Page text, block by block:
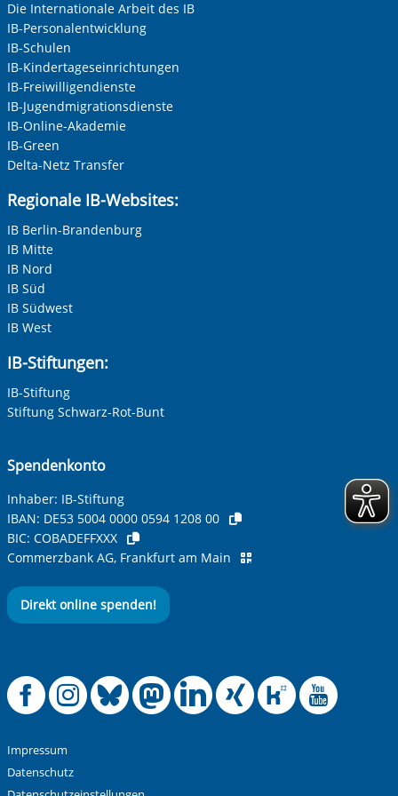
Frau
Herr
Neutrale Anrede
Unternehmen
Nachname, Vorname *
Adresse (PLZ, Ort, Strasse)
Ihre E-Mail-Adresse
Ihre Telefonnummer
Ihre Nachricht*
Anti-Roboter-Verifizierung
Alle Informationen zum Schutz der Daten sind sind in
Die Internationale Arbeit des IB
IB-Personalentwicklung
IB-Schulen
IB-Kindertageseinrichtungen
IB-Freiwilligendienste
IB-Jugendmigrationsdienste
IB-Online-Akademie
IB-Green
Delta-Netz Transfer
Regionale IB-Websites:
IB Berlin-Brandenburg
IB Mitte
IB Nord
IB Süd
IB Südwest
IB West
IB-Stiftungen:
IB-Stiftung
Stiftung Schwarz-Rot-Bunt
Spendenkonto
Inhaber: IB-Stiftung
IBAN: DE53 5004 0000 0594 1208 00
BIC: COBADEFFXXX
Commerzbank AG, Frankfurt am Main
Direkt online spenden!
Offizielle
Offizielle
Offizielle
Offizielle
Offizielle
Impressum
Datenschutz